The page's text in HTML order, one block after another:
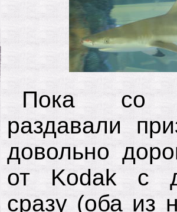
Пока со
раздавали
довольно
от Kodak с
сразу (оба из